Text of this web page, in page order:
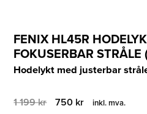
FENIX HL45R
FOKUSERBAR STRÅLE
Hodelykt med justerbar
1 199kr
Opprinnelig
750 kr
Nåværende
inkl. mva.